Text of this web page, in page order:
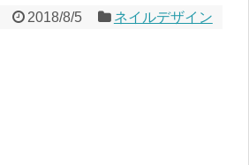
2018/8/5 ネイルデザイン